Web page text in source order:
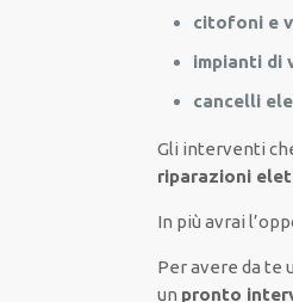
citofoni e
impianti di
cancelli
Gli interventi
riparazioni
In più avrai
Per avereda te
un pronto